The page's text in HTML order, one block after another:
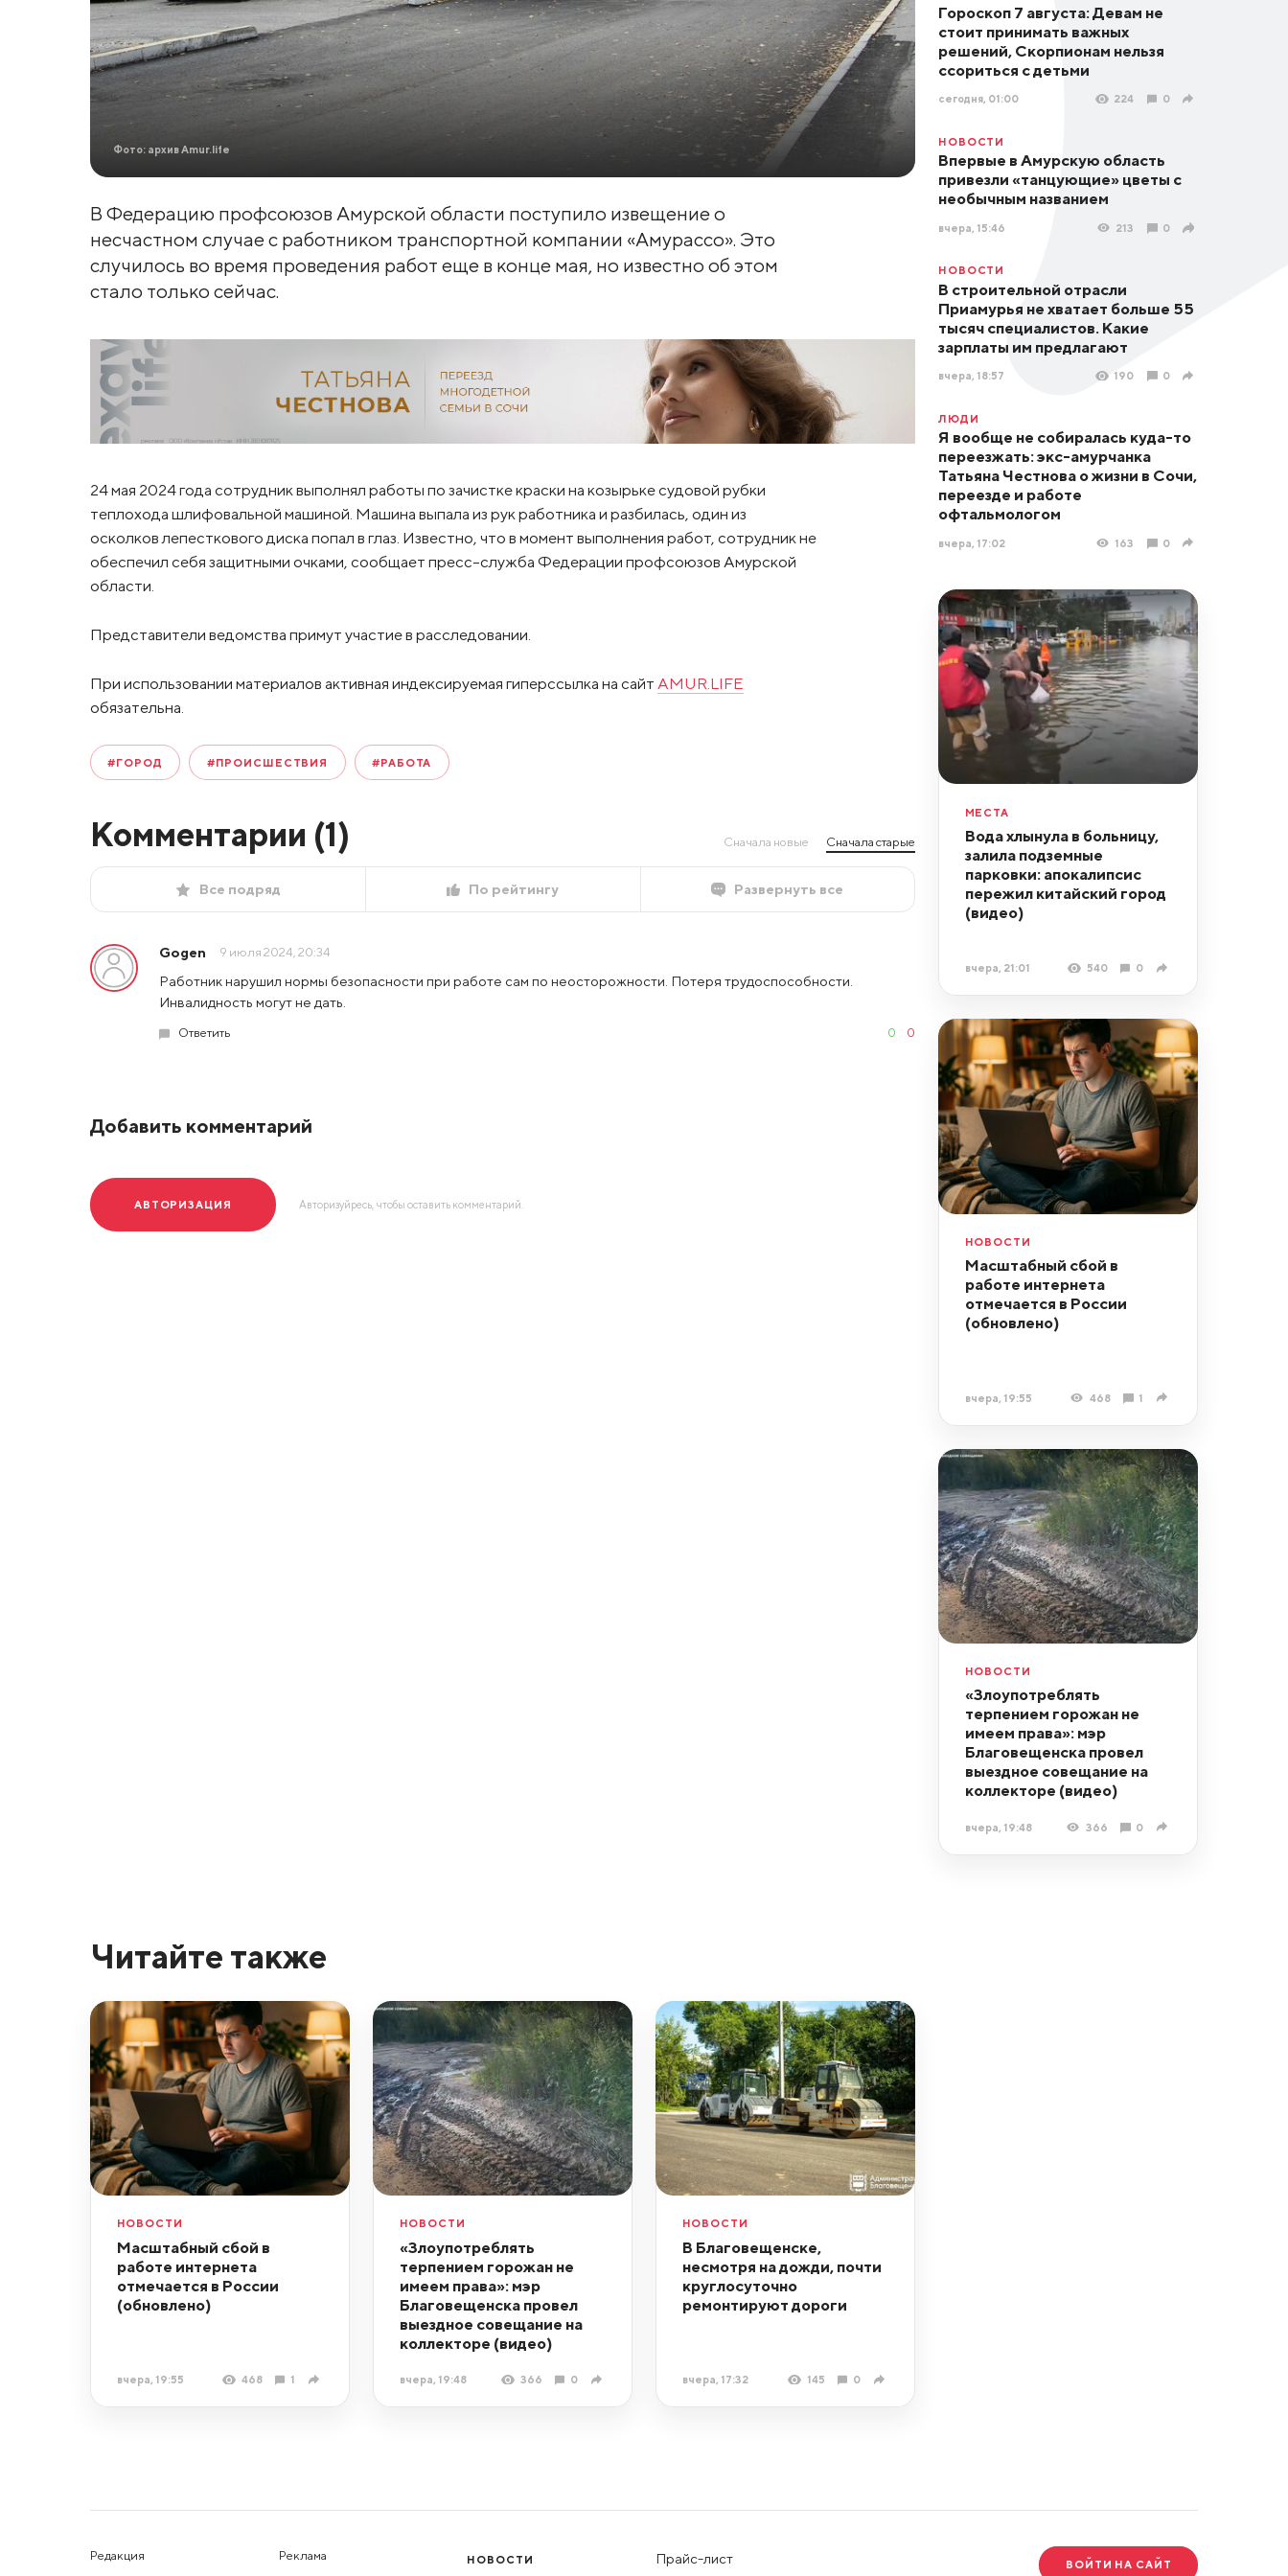
Фото: архив Amur.life
В Федерацию профсоюзов Амурской области поступило извещение о
несчастном случае с работником транспортной компании «Амурассо». Это
случилось во время проведения работ еще в конце мая, но известно об этом
стало только сейчас.
24 мая 2024 года сотрудник выполнял работы по зачистке краски на козырьке судовой рубки
теплохода шлифовальной машиной. Машина выпала из рук работника и разбилась, один из
осколков лепесткового диска попал в глаз. Известно, что в момент выполнения работ, сотрудник не
обеспечил себя защитными очками, сообщает пресс-служба Федерации профсоюзов Амурской
области.
Представители ведомства примут участие в расследовании.
При использовании материалов активная индексируемая гиперссылка на сайт AMUR.LIFE
обязательна.
#ГОРОД #ПРОИСШЕСТВИЯ #РАБОТА
Комментарии (1) Сначала новые Сначала старые
Все подряд По рейтингу Развернуть все
Gogen 9 июля 2024, 20:34
Работник нарушил нормы безопасности при работе сам по неосторожности. Потеря трудоспособности.
Инвалидность могут не дать.
Ответить 0 0
Добавить комментарий
АВТОРИЗАЦИЯ Авторизуйресь, чтобы оставить комментарий.
Гороскоп 7 августа: Девам не
стоит принимать важных
решений, Скорпионам нельзя
ссориться с детьми
сегодня, 01:00 224 0
НОВОСТИ
Впервые в Амурскую область
привезли «танцующие» цветы с
необычным названием
вчера, 15:46 213 0
НОВОСТИ
В строительной отрасли
Приамурья не хватает больше 55
тысяч специалистов. Какие
зарплаты им предлагают
вчера, 18:57 190 0
ЛЮДИ
Я вообще не собиралась куда-то
переезжать: экс-амурчанка
Татьяна Честнова о жизни в Сочи,
переезде и работе
офтальмологом
вчера, 17:02 163 0
МЕСТА
Вода хлынула в больницу,
залила подземные
парковки: апокалипсис
пережил китайский город
(видео)
вчера, 21:01 540 0
НОВОСТИ
Масштабный сбой в
работе интернета
отмечается в России
(обновлено)
вчера, 19:55 468 1
НОВОСТИ
«Злоупотреблять
терпением горожан не
имеем права»: мэр
Благовещенска провел
выездное совещание на
коллекторе (видео)
вчера, 19:48 366 0
Читайте также
НОВОСТИ
Масштабный сбой в
работе интернета
отмечается в России
(обновлено)
вчера, 19:55 468 1
НОВОСТИ
«Злоупотреблять
терпением горожан не
имеем права»: мэр
Благовещенска провел
выездное совещание на
коллекторе (видео)
вчера, 19:48 366 0
НОВОСТИ
В Благовещенске,
несмотря на дожди, почти
круглосуточно
ремонтируют дороги
вчера, 17:32 145 0
Редакция Реклама НОВОСТИ Прайс-лист ВОЙТИ НА САЙТ